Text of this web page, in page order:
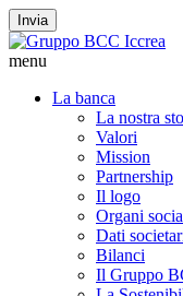
Invia
menu
La banca
La nostra
Valori
Mission
Partnership
Il logo
Organi
Dati
Bilanci
Il Gruppo